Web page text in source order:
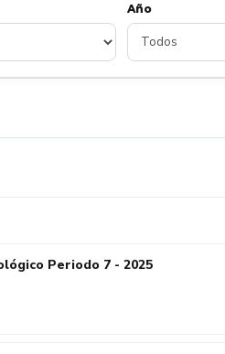
Año
Periodo 7 - 2025